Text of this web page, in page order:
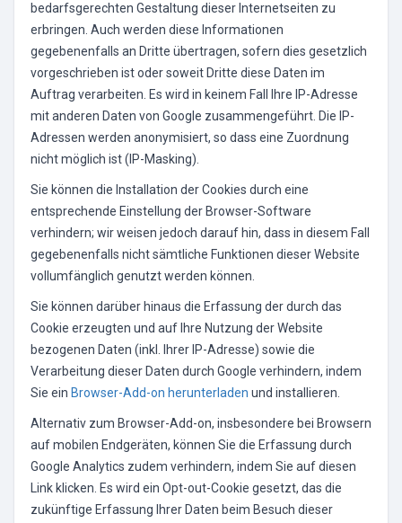
bedarfsgerechten Gestaltung dieser Internetseiten zu
erbringen. Auch werden diese Informationen
gegebenenfalls an Dritte übertragen, sofern dies gesetzlich
vorgeschrieben ist oder soweit Dritte diese Daten im
Auftrag verarbeiten. Es wird in keinem Fall Ihre IP-Adresse
mit anderen Daten von Google zusammengeführt. Die IP-
Adressen werden anonymisiert, so dass eine Zuordnung
nicht möglich ist (IP-Masking).
Sie können die Installation der Cookies durch eine
entsprechende Einstellung der Browser-Software
verhindern; wir weisen jedoch darauf hin, dass in diesem Fall
gegebenenfalls nicht sämtliche Funktionen dieser Website
vollumfänglich genutzt werden können.
Sie können darüber hinaus die Erfassung der durch das
Cookie erzeugten und auf Ihre Nutzung der Website
bezogenen Daten (inkl. Ihrer IP-Adresse) sowie die
Verarbeitung dieser Daten durch Google verhindern, indem
Sie ein Browser-Add-on herunterladen und installieren.
Alternativ zum Browser-Add-on, insbesondere bei Browsern
auf mobilen Endgeräten, können Sie die Erfassung durch
Google Analytics zudem verhindern, indem Sie auf diesen
Link klicken. Es wird ein Opt-out-Cookie gesetzt, das die
zukünftige Erfassung Ihrer Daten beim Besuch dieser